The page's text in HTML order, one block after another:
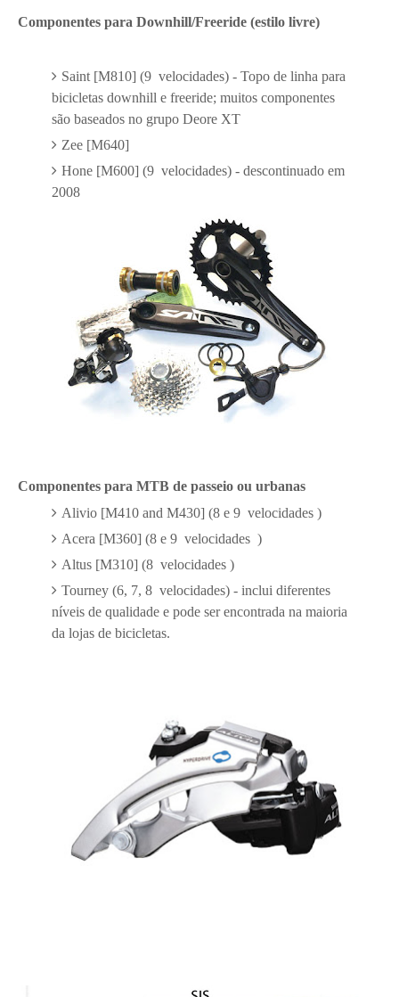
Componentes para Downhill/Freeride (estilo livre)
Saint [M810] (9 velocidades) - Topo de linha para
bicicletas downhill e freeride; muitos componentes
são baseados no grupo Deore XT
Zee [M640]
Hone [M600] (9 velocidades) - descontinuado em
2008
Componentes para MTB de passeio ou urbanas
Alivio [M410 and M430] (8 e 9 velocidades )
Acera [M360] (8 e 9 velocidades )
Altus [M310] (8 velocidades )
Tourney (6, 7, 8 velocidades) - inclui diferentes
níveis de qualidade e pode ser encontrada na maioria
da lojas de bicicletas.